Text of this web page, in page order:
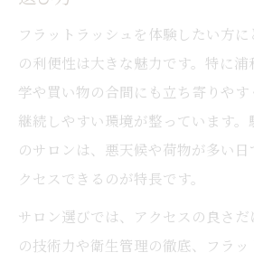
フラットラッシュを体験したい方
の利便性は大きな魅力です。特に
学や買い物の合間にも立ち寄りや
継続しやすい環境が整っています
のサロンは、悪天候や荷物が多い
クセスできるのが特長です。
サロン選びでは、アクセスの良さ
の技術力や衛生管理の徹底、フラ